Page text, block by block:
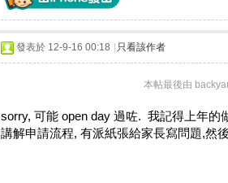
發表於 12-9-16 00:18 只看該作者
本帖最後由
sorry, 可能 open day 過咗. 我記得上年的
講解申請流程, 有派紙張給家長寫問題,然